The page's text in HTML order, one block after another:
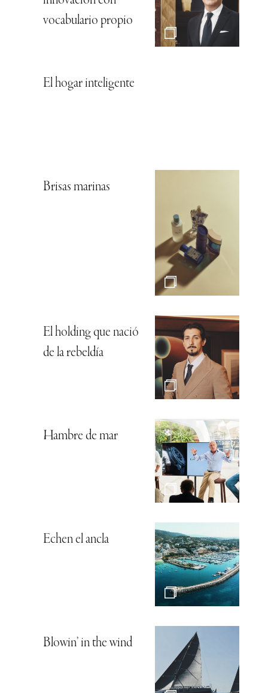
vocabulario propio
El hogar inteligente
Brisas marinas
El holding que nació
de la rebeldía
Hambre de mar
Echen el ancla
Blowin’ in the wind